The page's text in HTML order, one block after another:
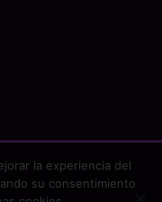
SL | Todos los
la experiencia del
su consentimiento